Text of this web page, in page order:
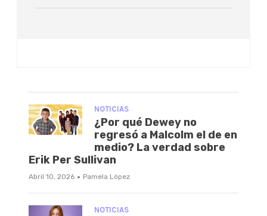
NOTICIAS
¿Por qué Dewey no
regresó a Malcolm el de en
medio? La verdad sobre
Erik Per Sullivan
Abril 10, 2026 · Pamela López
NOTICIAS